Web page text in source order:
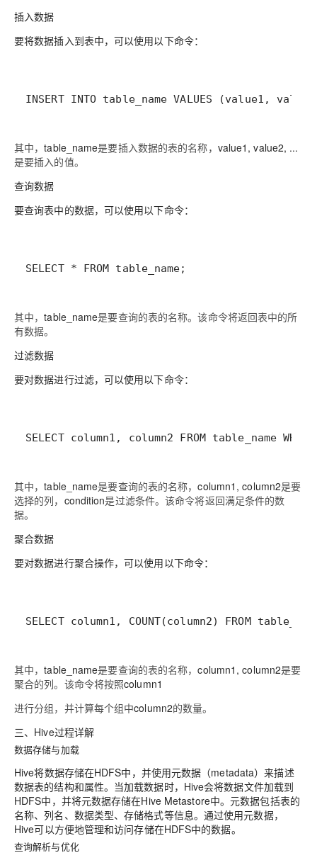
插入数据
要将数据插入到表中，可以使用以下命令：
INSERT INTO table_name VALUES (value1,
其中，table_name是要插入数据的表的名称， value1, value2, ...
是要插入的值。
查询数据
要查询表中的数据，可以使用以下命令：
SELECT * FROM table_name;
其中，table_name是要查询的表的名称。该命令将返回表中的所
有数据。
过滤数据
要对数据进行过滤，可以使用以下命令：
SELECT column1, column2 FROM table_name
其中，table_name是要查询的表的名称，column1, column2是要
选择的列， condition是过滤条件。该命令将返回满足条件的数
据。
聚合数据
要对数据进行聚合操作，可以使用以下命令：
SELECT column1, COUNT(column2) FROM
其中，table_name是要查询的表的名称，column1, column2是要
聚合的列。该命令将按照column1
进行分组，并计算每个组中column2的数量。
三、Hive过程详解
数据存储与加载
Hive将数据存储在HDFS中，并使用元数据（metadata）来描述
数据表的结构和属性。当加载数据时，Hive会将数据文件加载到
HDFS中，并将元数据存储在Hive Metastore中。元数据包括表的
名称、列名、数据类型、存储格式等信息。通过使用元数据，
Hive可以方便地管理和访问存储在HDFS中的数据。
查询解析与优化